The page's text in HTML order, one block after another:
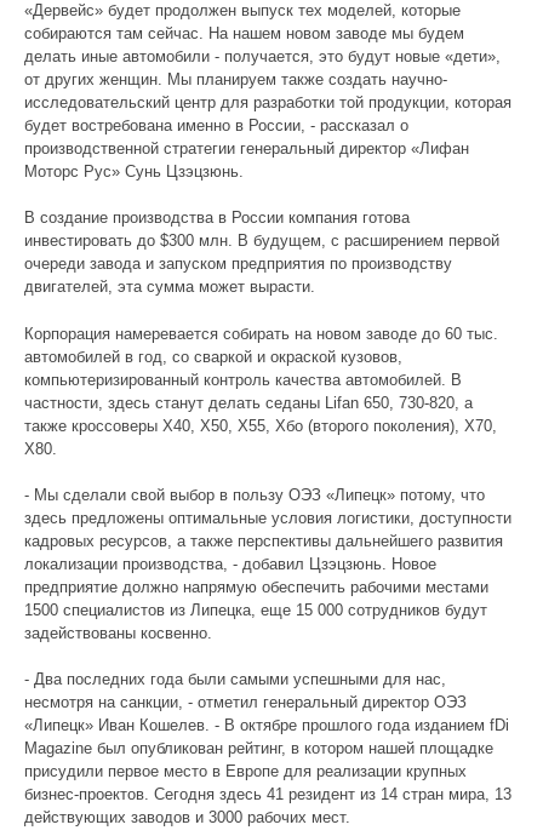
«Дервейс» будет продолжен выпуск тех моделей, которые
собираются там сейчас. На нашем новом заводе мы будем
делать иные автомобили - получается, это будут новые «дети»,
от других женщин. Мы планируем также создать научно-
исследовательский центр для разработки той продукции, которая
будет востребована именно в России, - рассказал о
производственной стратегии генеральный директор «Лифан
Моторс Рус» Сунь Цзэцзюнь.
В создание производства в России компания готова
инвестировать до $300 млн. В будущем, с расширением первой
очереди завода и запуском предприятия по производству
двигателей, эта сумма может вырасти.
Корпорация намеревается собирать на новом заводе до 60 тыс.
автомобилей в год, со сваркой и окраской кузовов,
компьютеризированный контроль качества автомобилей. В
частности, здесь станут делать седаны Lifan 650, 730-820, а
также кроссоверы Х40, Х50, X55, Хбо (второго поколения), Х70,
Х80.
- Мы сделали свой выбор в пользу ОЭЗ «Липецк» потому, что
здесь предложены оптимальные условия логистики, доступности
кадровых ресурсов, а также перспективы дальнейшего развития
локализации производства, - добавил Цзэцзюнь. Новое
предприятие должно напрямую обеспечить рабочими местами
1500 специалистов из Липецка, еще 15 000 сотрудников будут
задействованы косвенно.
- Два последних года были самыми успешными для нас,
несмотря на санкции, - отметил генеральный директор ОЭЗ
«Липецк» Иван Кошелев. - В октябре прошлого года изданием fDi
Magazine был опубликован рейтинг, в котором нашей площадке
присудили первое место в Европе для реализации крупных
бизнес-проектов. Сегодня здесь 41 резидент из 14 стран мира, 13
действующих заводов и 3000 рабочих мест.